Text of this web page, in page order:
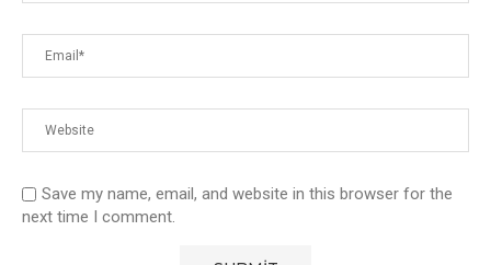
Save my name, email, and website in this browser for the
next time I comment.